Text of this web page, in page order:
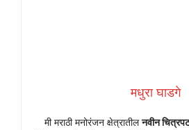
मधुरा घाडगे
मी मराठी मनोरंजन क्षेत्रातीलनवीन